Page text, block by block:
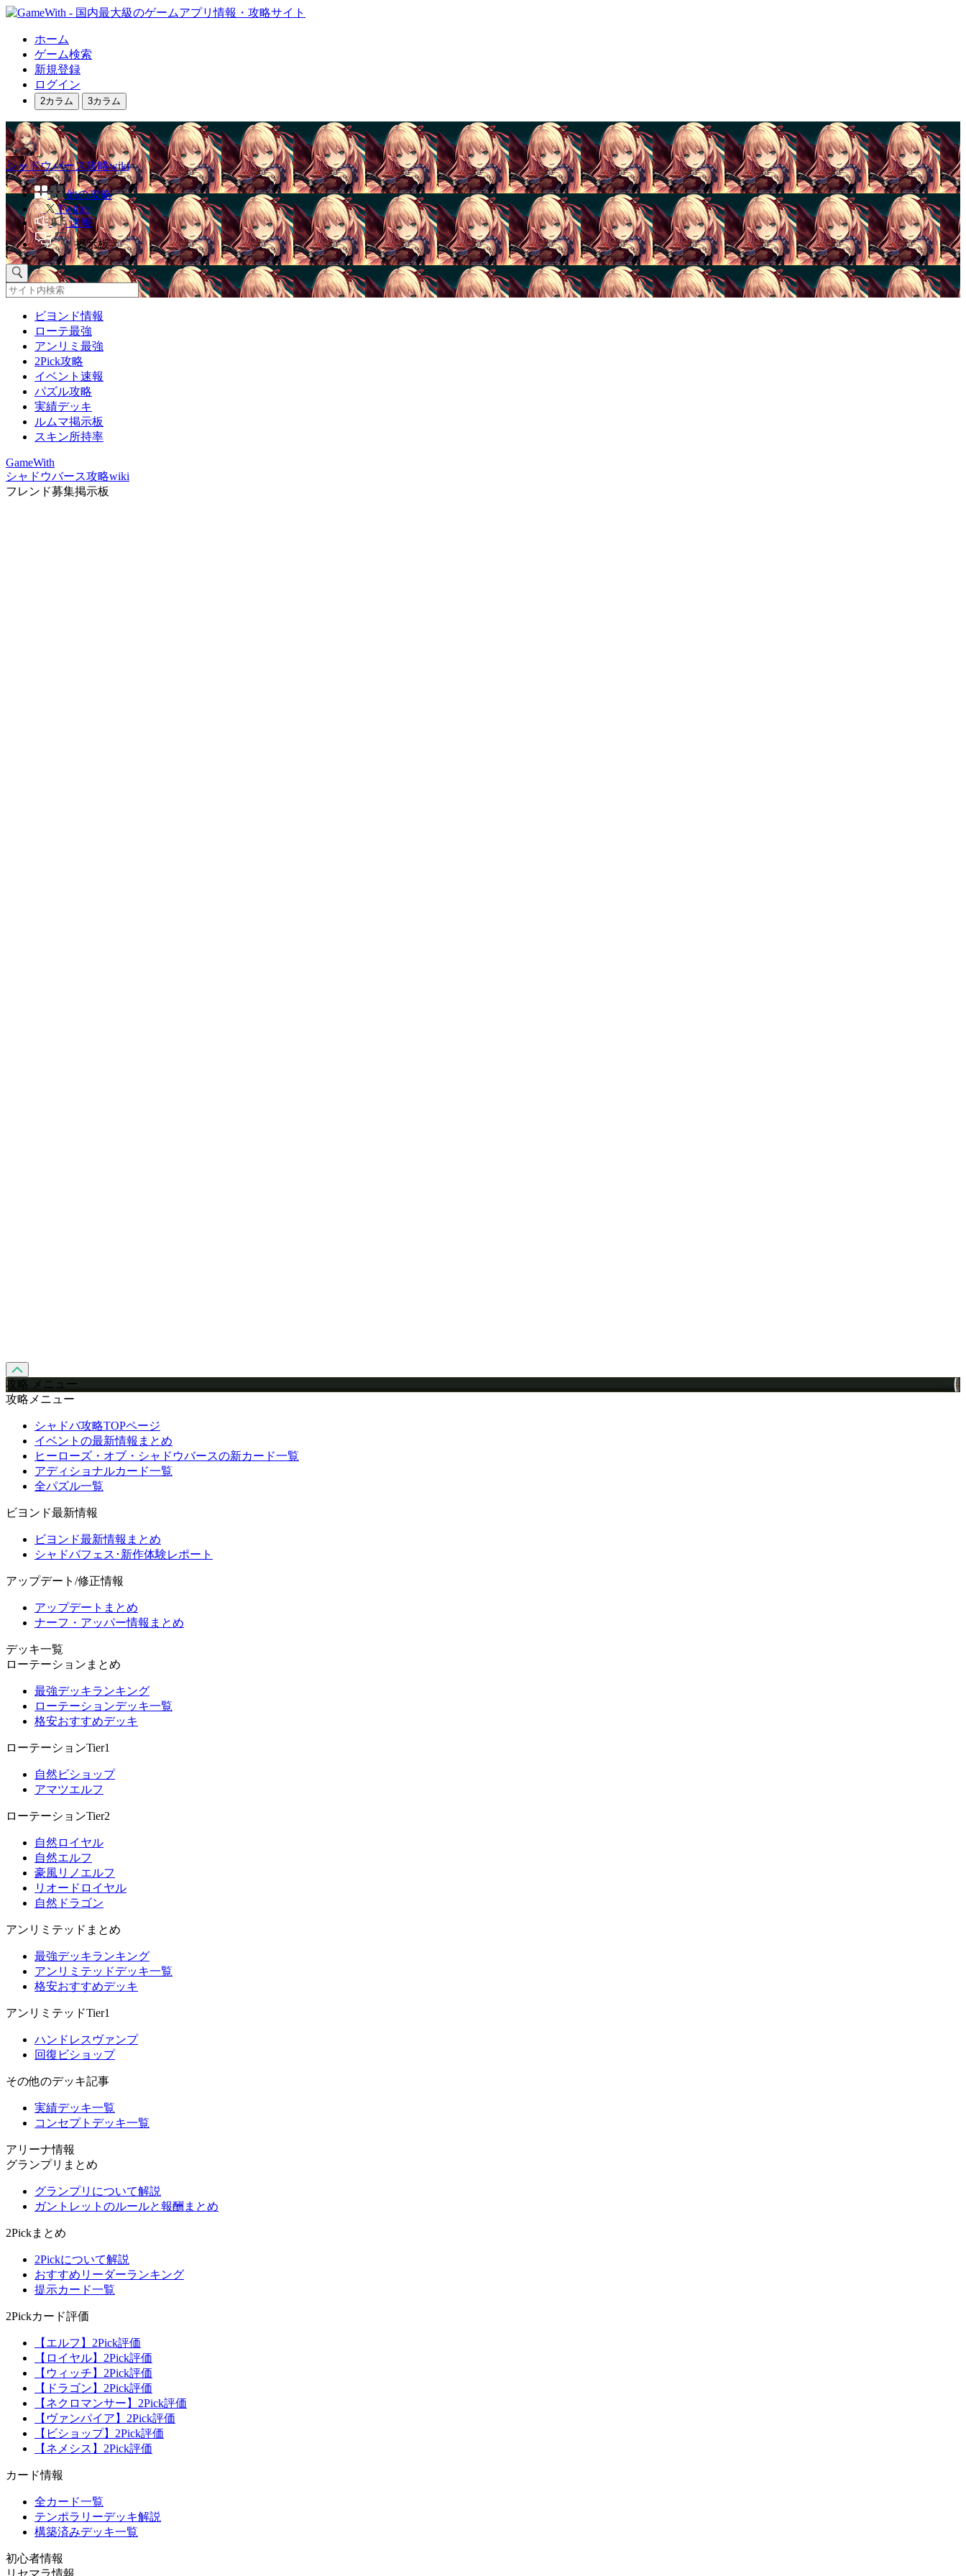
ホーム
ゲーム検索
新規登録
ログイン
2カラム 3カラム
シャドウバース攻略wiki
他の攻略
Twitter
速報
掲示板
ビヨンド情報
ローテ最強
アンリミ最強
2Pick攻略
イベント速報
パズル攻略
実績デッキ
ルムマ掲示板
スキン所持率
GameWith
シャドウバース攻略wiki
フレンド募集掲示板
攻略 メニュー
攻略メニュー
シャドバ攻略TOPページ
イベントの最新情報まとめ
ヒーローズ・オブ・シャドウバースの新カード一覧
アディショナルカード一覧
全パズル一覧
ビヨンド最新情報
ビヨンド最新情報まとめ
シャドバフェス･新作体験レポート
アップデート/修正情報
アップデートまとめ
ナーフ・アッパー情報まとめ
デッキ一覧
ローテーションまとめ
最強デッキランキング
ローテーションデッキ一覧
格安おすすめデッキ
ローテーションTier1
自然ビショップ
アマツエルフ
ローテーションTier2
自然ロイヤル
自然エルフ
豪風リノエルフ
リオードロイヤル
自然ドラゴン
アンリミテッドまとめ
最強デッキランキング
アンリミテッドデッキ一覧
格安おすすめデッキ
アンリミテッドTier1
ハンドレスヴァンプ
回復ビショップ
その他のデッキ記事
実績デッキ一覧
コンセプトデッキ一覧
アリーナ情報
グランプリまとめ
グランプリについて解説
ガントレットのルールと報酬まとめ
2Pickまとめ
2Pickについて解説
おすすめリーダーランキング
提示カード一覧
2Pickカード評価
【エルフ】2Pick評価
【ロイヤル】2Pick評価
【ウィッチ】2Pick評価
【ドラゴン】2Pick評価
【ネクロマンサー】2Pick評価
【ヴァンパイア】2Pick評価
【ビショップ】2Pick評価
【ネメシス】2Pick評価
カード情報
全カード一覧
テンポラリーデッキ解説
構築済みデッキ一覧
初心者情報
リセマラ情報